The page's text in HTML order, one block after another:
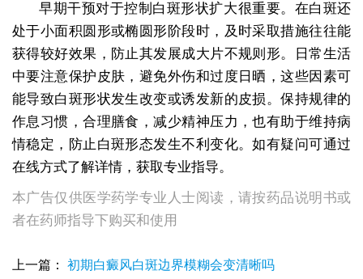
早期干预对于控制白斑形状扩大很重要。在白斑还
处于小面积圆形或椭圆形阶段时，及时采取措施往往能
获得较好效果，防止其发展成大片不规则形。日常生活
中要注意保护皮肤，避免外伤和过度日晒，这些因素可
能导致白斑形状发生改变或诱发新的皮损。保持规律的
作息习惯，合理膳食，减少精神压力，也有助于维持病
情稳定，防止白斑形态发生不利变化。如有疑问可通过
在线方式了解详情，获取专业指导。
本广告仅供医学药学专业人士阅读，请按药品说明书或
者在药师指导下购买和使用
上一篇： 初期白癜风白斑边界模糊会变清晰吗